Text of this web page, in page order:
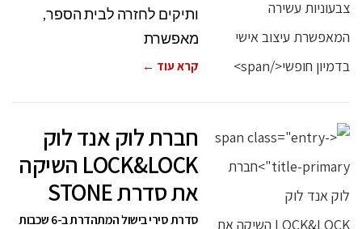
ותיקים לחזרה לבית הספר,
מאפשרת
קרא עוד ←
חברת לוק אנד לוק
LOCK&LOCK השיקה
את סדרת STONE
סדרת סירי בישול המתהדרת ב-6 שכבות